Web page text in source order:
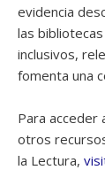
evidencia
las
inclusivos,
fomenta una
Para acceder
otros
la Lectura,